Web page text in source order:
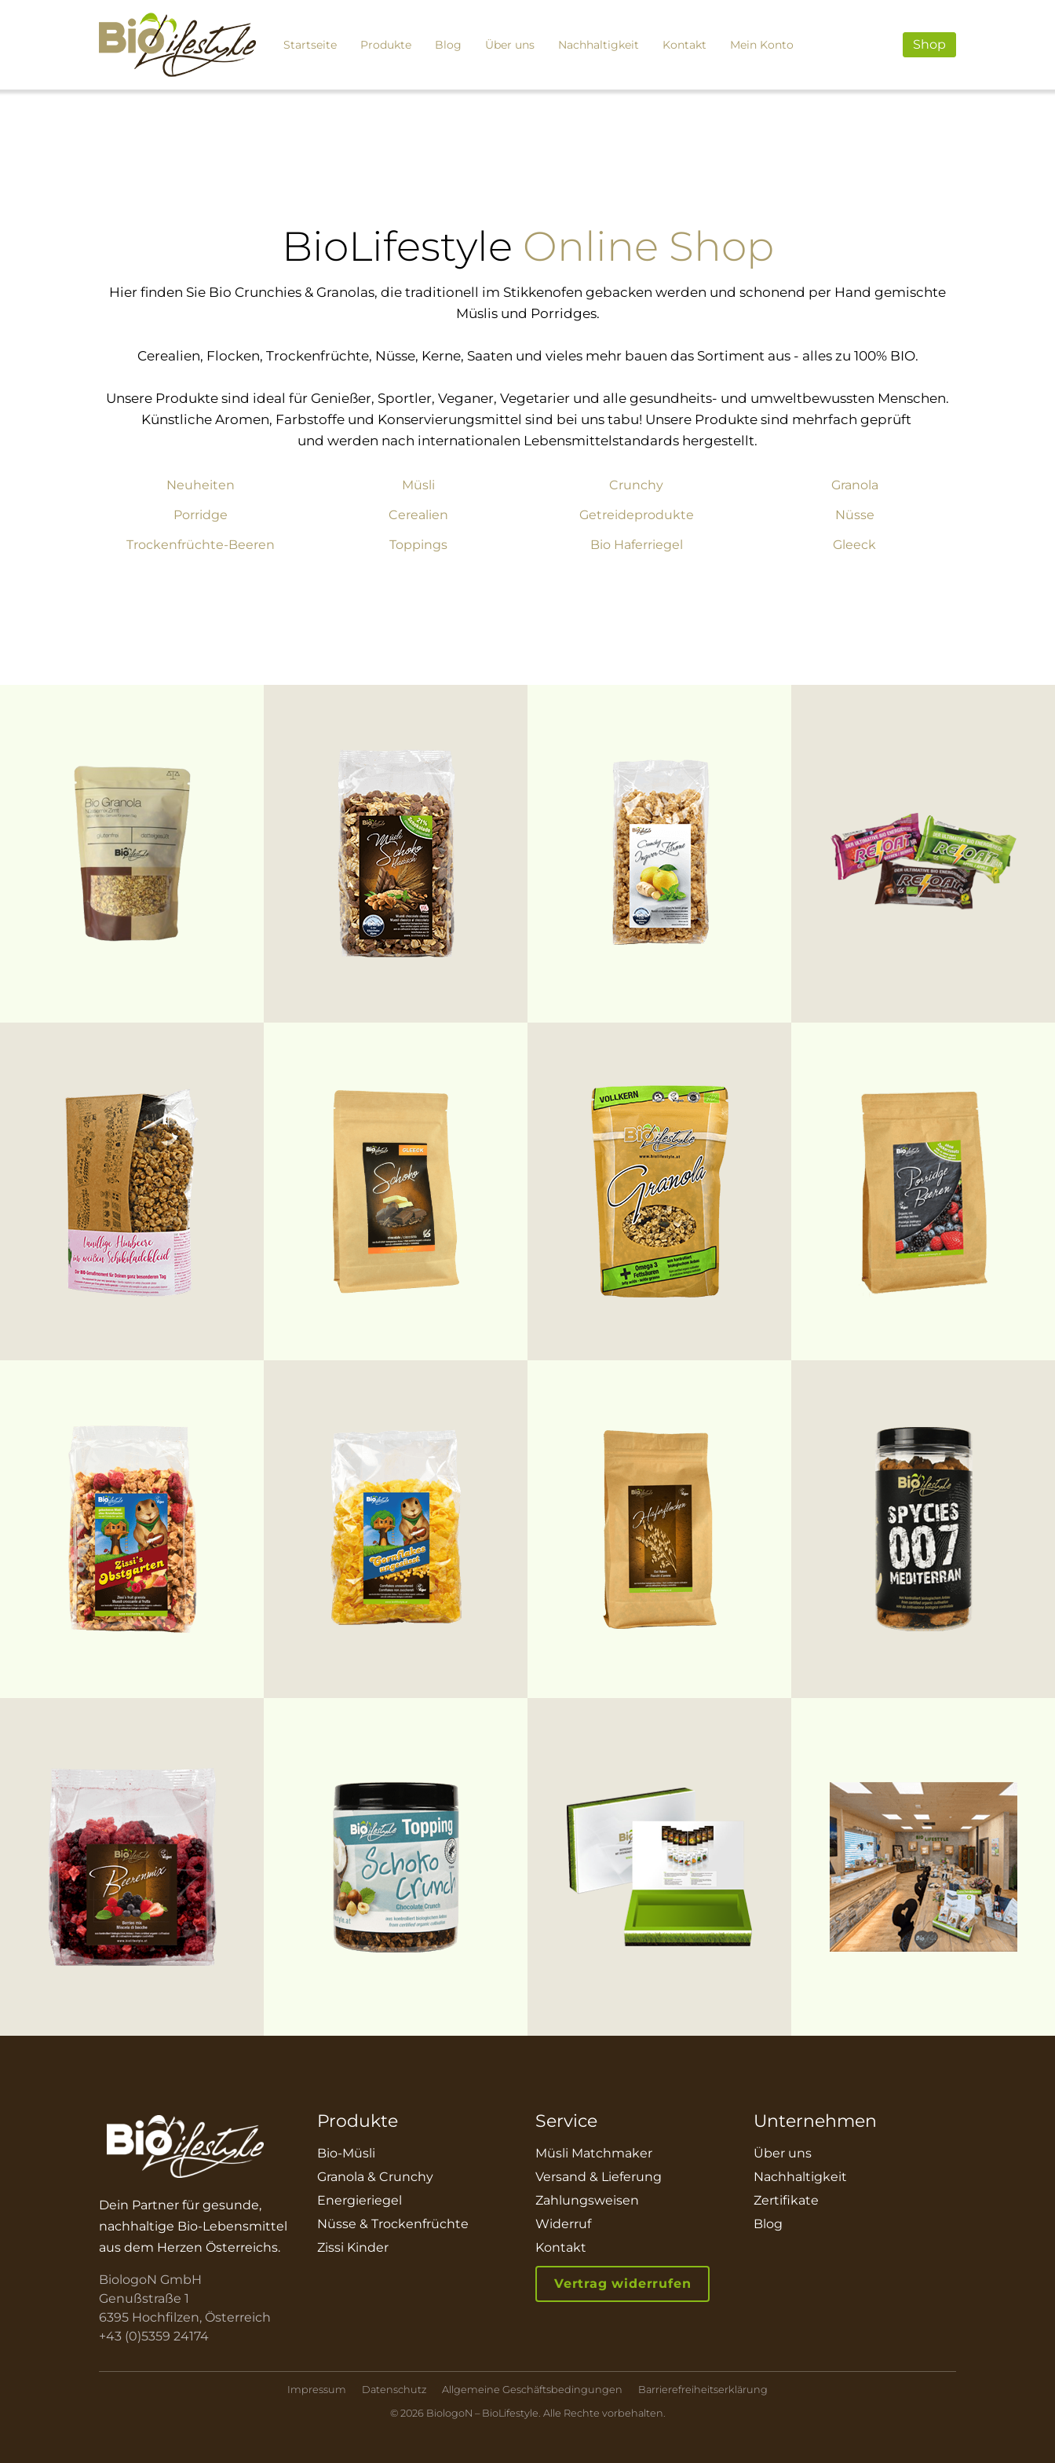
Startseite Produkte Blog Über uns Nachhaltigkeit Kontakt Mein Konto Shop
BioLifestyle Online Shop
Hier finden Sie Bio Crunchies & Granolas, die traditionell im Stikkenofen gebacken werden und schonend per Hand gemischte
Müslis und Porridges.
Cerealien, Flocken, Trockenfrüchte, Nüsse, Kerne, Saaten und vieles mehr bauen das Sortiment aus - alles zu 100% BIO.
Unsere Produkte sind ideal für Genießer, Sportler, Veganer, Vegetarier und alle gesundheits- und umweltbewussten Menschen.
Künstliche Aromen, Farbstoffe und Konservierungsmittel sind bei uns tabu! Unsere Produkte sind mehrfach geprüft
und werden nach internationalen Lebensmittelstandards hergestellt.
Neuheiten Müsli Crunchy
Granola
Porridge
Cerealien Getreideprodukte
Nüsse
Trockenfrüchte-Beeren
Toppings Bio Haferriegel Gleeck
Dein Partner für gesunde,
nachhaltige Bio-Lebensmittel
aus dem Herzen Österreichs.
BiologoN GmbH
Genußstraße 1
6395 Hochfilzen, Österreich
+43 (0)5359 24174
Produkte
Bio-Müsli
Granola & Crunchy
Energieriegel
Nüsse & Trockenfrüchte
Zissi Kinder
Service
Müsli Matchmaker
Versand & Lieferung
Zahlungsweisen
Widerruf
Kontakt
Vertrag widerrufen
Unternehmen
Über uns
Nachhaltigkeit
Zertifikate
Blog
Impressum Datenschutz Allgemeine Geschäftsbedingungen
Barrierefreiheitserklärung
© 2026 BiologoN – BioLifestyle. Alle Rechte vorbehalten.